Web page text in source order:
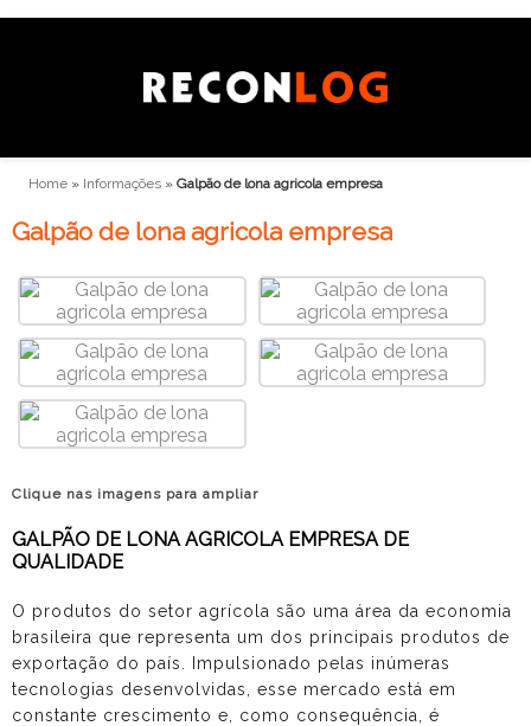
Home » Informações » Galpão de lona agricola empresa
Galpão de lona agricola empresa
Clique nas imagens para ampliar
GALPÃO DE LONA AGRICOLA EMPRESA DE
QUALIDADE
O produtos do setor agrícola são uma área da economia
brasileira que representa um dos principais produtos de
exportação do país. Impulsionado pelas inúmeras
tecnologias desenvolvidas, esse mercado está em
constante crescimento e, como consequência, é